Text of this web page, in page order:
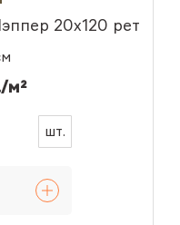
20x120 рет
м²
шт.